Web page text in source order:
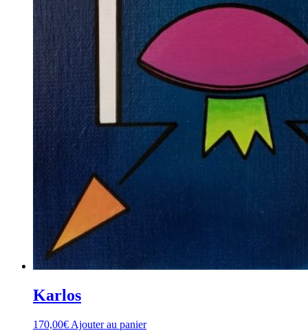
Karlos
170,00€ Ajouter au panier